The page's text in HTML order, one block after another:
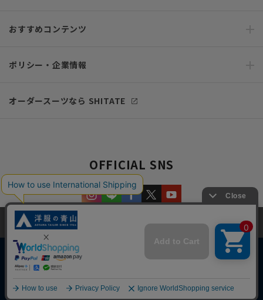
おすすめコンテンツ
ポリシー・企業情報
オーダースーツなら SHITATE
OFFICIAL SNS
Copyright © AOYAMA TRADING Co.,Ltd. All Rights Reserved
当サイトでは、快適な閲覧体験とコンテンツ改善のためにCookieを使用
しています。閲覧を続けることで、Cookieの使用に同意したものとみな
します。詳細については
同意して閉じる